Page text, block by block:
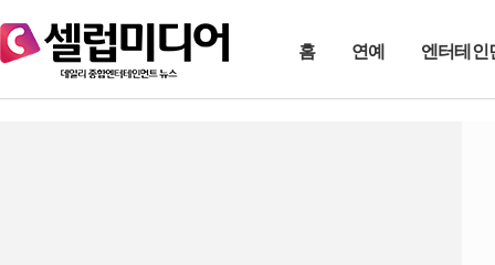
홈 연예 엔터테인